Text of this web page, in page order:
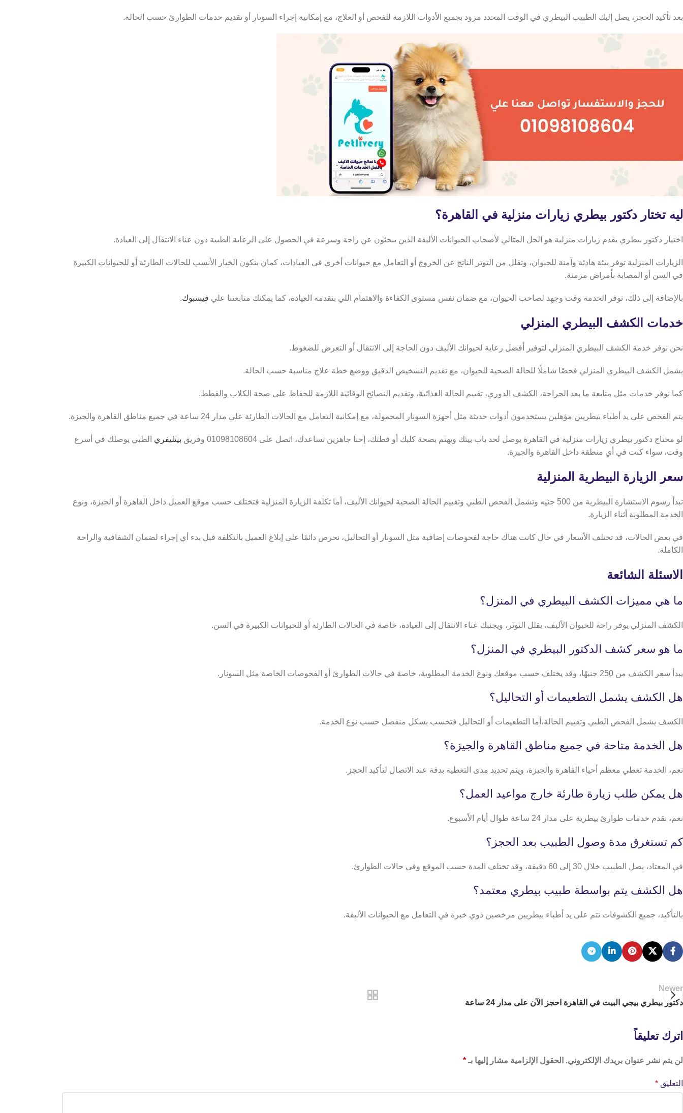
بعد تأكيد الحجز، يصل إليك الطبيب البيطري في الوقت المحدد مزود بجميع الأدوات اللازمة للفحص أو العلاج، مع إمكانية إجراء السونار أو تقديم خدمات الطوارئ حسب الحالة.
ليه تختار دكتور بيطري زيارات منزلية في القاهرة؟
اختيار دكتور بيطري يقدم زيارات منزلية هو الحل المثالي لأصحاب الحيوانات الأليفة الذين يبحثون عن راحة وسرعة في الحصول على الرعاية الطبية دون عناء الانتقال إلى العيادة.
الزيارات المنزلية توفر بيئة هادئة وآمنة للحيوان، وتقلل من التوتر الناتج عن الخروج أو التعامل مع حيوانات أخرى في العيادات، كمان بتكون الخيار الأنسب للحالات الطارئة أو للحيوانات الكبيرة
في السن أو المصابة بأمراض مزمنة.
بالإضافة إلى ذلك، توفر الخدمة وقت وجهد لصاحب الحيوان، مع ضمان نفس مستوى الكفاءة والاهتمام اللي بتقدمه العيادة، كما يمكنك متابعتنا علي فيسبوك.
خدمات الكشف البيطري المنزلي
نحن نوفر خدمة الكشف البيطري المنزلي لتوفير أفضل رعاية لحيوانك الأليف دون الحاجة إلى الانتقال أو التعرض للضغوط.
يشمل الكشف البيطري المنزلي فحصًا شاملًا للحالة الصحية للحيوان، مع تقديم التشخيص الدقيق ووضع خطة علاج مناسبة حسب الحالة.
كما نوفر خدمات مثل متابعة ما بعد الجراحة، الكشف الدوري، تقييم الحالة الغذائية، وتقديم النصائح الوقائية اللازمة للحفاظ على صحة الكلاب والقطط.
يتم الفحص على يد أطباء بيطريين مؤهلين يستخدمون أدوات حديثة مثل أجهزة السونار المحمولة، مع إمكانية التعامل مع الحالات الطارئة على مدار 24 ساعة في جميع مناطق القاهرة والجيزة.
لو محتاج دكتور بيطري زيارات منزلية في القاهرة يوصل لحد باب بيتك ويهتم بصحة كلبك أو قطتك، إحنا جاهزين نساعدك، اتصل على 01098108604 وفريق بيتليفري الطبي يوصلك في أسرع
وقت، سواء كنت في أي منطقة داخل القاهرة والجيزة.
سعر الزيارة البيطرية المنزلية
تبدأ رسوم الاستشارة البيطرية من 500 جنيه وتشمل الفحص الطبي وتقييم الحالة الصحية لحيوانك الأليف، أما تكلفة الزيارة المنزلية فتختلف حسب موقع العميل داخل القاهرة أو الجيزة، ونوع
الخدمة المطلوبة أثناء الزيارة.
في بعض الحالات، قد تختلف الأسعار في حال كانت هناك حاجة لفحوصات إضافية مثل السونار أو التحاليل، نحرص دائمًا على إبلاغ العميل بالتكلفة قبل بدء أي إجراء لضمان الشفافية والراحة
الكاملة.
الاسئلة الشائعة
ما هي مميزات الكشف البيطري في المنزل؟
الكشف المنزلي يوفر راحة للحيوان الأليف، يقلل التوتر، ويجنبك عناء الانتقال إلى العيادة، خاصة في الحالات الطارئة أو للحيوانات الكبيرة في السن.
ما هو سعر كشف الدكتور البيطري في المنزل؟
يبدأ سعر الكشف من 250 جنيهًا، وقد يختلف حسب موقعك ونوع الخدمة المطلوبة، خاصة في حالات الطوارئ أو الفحوصات الخاصة مثل السونار.
هل الكشف يشمل التطعيمات أو التحاليل؟
الكشف يشمل الفحص الطبي وتقييم الحالة،أما التطعيمات أو التحاليل فتحسب بشكل منفصل حسب نوع الخدمة.
هل الخدمة متاحة في جميع مناطق القاهرة والجيزة؟
نعم، الخدمة تغطي معظم أحياء القاهرة والجيزة، ويتم تحديد مدى التغطية بدقة عند الاتصال لتأكيد الحجز.
هل يمكن طلب زيارة طارئة خارج مواعيد العمل؟
نعم، نقدم خدمات طوارئ بيطرية على مدار 24 ساعة طوال أيام الأسبوع.
كم تستغرق مدة وصول الطبيب بعد الحجز؟
في المعتاد، يصل الطبيب خلال 30 إلى 60 دقيقة، وقد تختلف المدة حسب الموقع وفي حالات الطوارئ.
هل الكشف يتم بواسطة طبيب بيطري معتمد؟
بالتأكيد، جميع الكشوفات تتم على يد أطباء بيطريين مرخصين ذوي خبرة في التعامل مع الحيوانات الأليفة.
Newer
دكتور بيطري بيجي البيت في القاهرة احجز الآن على مدار 24 ساعة
اترك تعليقاً
لن يتم نشر عنوان بريدك الإلكتروني. الحقول الإلزامية مشار إليها بـ *
التعليق *